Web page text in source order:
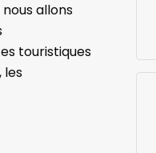
allons
touristiques
les